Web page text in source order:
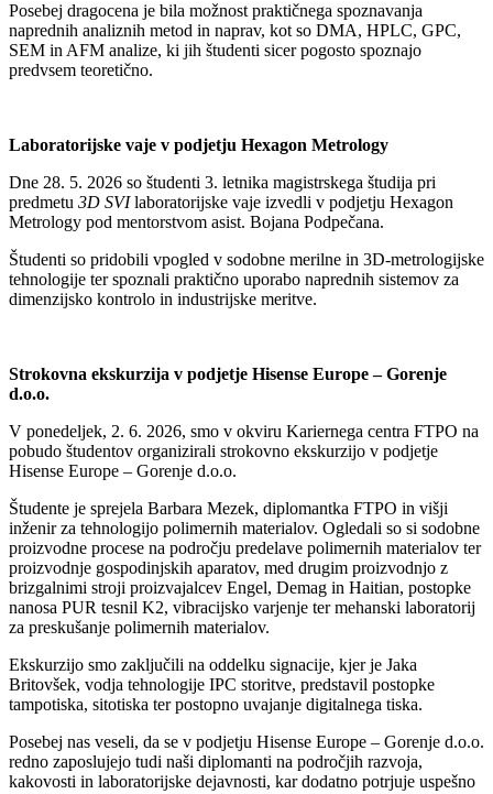
Posebej dragocena je bila možnost praktičnega spoznavanja
naprednih analiznih metod in naprav, kot so DMA, HPLC, GPC,
SEM in AFM analize, ki jih študenti sicer pogosto spoznajo
predvsem teoretično.
Laboratorijske vaje v podjetju Hexagon Metrology
Dne 28. 5. 2026 so študenti 3. letnika magistrskega študija pri
predmetu 3D SVIlaboratorijske vaje izvedli v podjetju Hexagon
Metrology pod mentorstvom asist. Bojana Podpečana.
Študenti so pridobili vpogled v sodobne merilne in 3D-metrologijske
tehnologije ter spoznali praktično uporabo naprednih sistemov za
dimenzijsko kontrolo in industrijske meritve.
Strokovna ekskurzija v podjetje Hisense Europe – Gorenje
d.o.o.
V ponedeljek, 2. 6. 2026, smo v okviru Kariernega centra FTPO na
pobudo študentov organizirali strokovno ekskurzijo v podjetje
Hisense Europe – Gorenje d.o.o.
Študente je sprejela Barbara Mezek, diplomantka FTPO in višji
inženir za tehnologijo polimernih materialov. Ogledali so si sodobne
proizvodne procese na področju predelave polimernih materialov ter
proizvodnje gospodinjskih aparatov, med drugim proizvodnjo z
brizgalnimi stroji proizvajalcev Engel, Demag in Haitian, postopke
nanosa PUR tesnil K2, vibracijsko varjenje ter mehanski laboratorij
za preskušanje polimernih materialov.
Ekskurzijo smo zaključili na oddelku signacije, kjer je Jaka
Britovšek, vodja tehnologije IPC storitve, predstavil postopke
tampotiska, sitotiska ter postopno uvajanje digitalnega tiska.
Posebej nas veseli, da se v podjetju Hisense Europe – Gorenje d.o.o.
redno zaposlujejo tudi naši diplomanti na področjih razvoja,
kakovosti in laboratorijske dejavnosti, kar dodatno potrjuje uspešno